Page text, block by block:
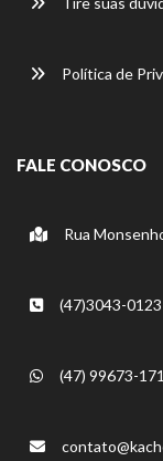
Política de
FALE CONOSCO
Rua
(47)3043-0123
(47) 99673-